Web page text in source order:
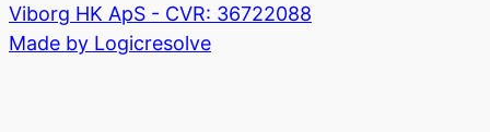
Viborg HK ApS - CVR: 36722088
Made by Logicresolve